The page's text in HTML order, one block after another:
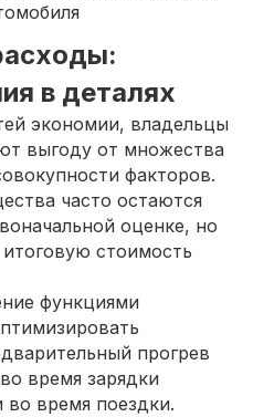
в деталях
экономии, владельцы
выгоду от множества
факторов.
часто остаются
оценке, но
стоимость
функциями
прогрев
время зарядки
во время поездки.